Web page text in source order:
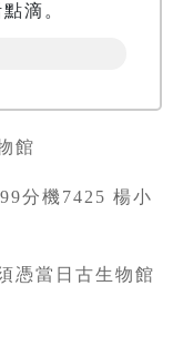
滴。
館
分機7425 楊小
憑當日古生物館